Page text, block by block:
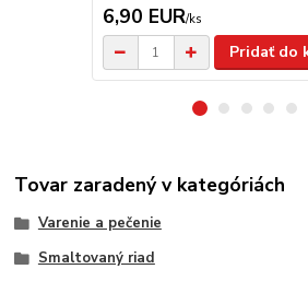
6,90 EUR/ks
Pridať do
Tovar zaradený v kategóriách
Varenie a pečenie
Smaltovaný riad